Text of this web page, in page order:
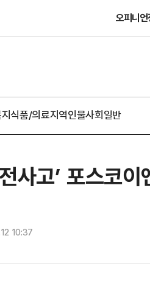
오피니언
식품/의료지역인물사회일반
사고’ 포스코
10:37